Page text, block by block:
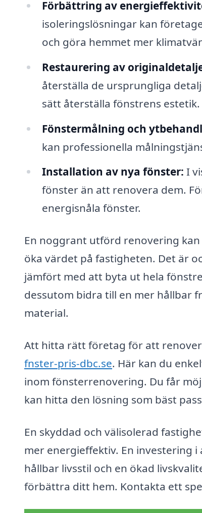
Förbättring av
isoleringslösningar kan
och göra hemmet mer
Restaurering av
återställa de ursprungliga
sätt återställa fönstrens estetik.
Fönstermålning och
kan professionella
Installation av nya fönster: I
fönster än att renovera dem.
energisnåla fönster.
En noggrant utförd renovering
öka värdet på fastigheten. Det är
jämfört med att byta ut hela
dessutom bidra till en mer hållbar
material.
Att hitta rätt företag för att
fnster-pris-dbc.se. Här kan du
inom fönsterrenovering. Du får
kan hitta den lösning som bäst
En skyddad och välisolerad
mer energieffektiv. En investering
hållbar livsstil och en ökad
förbättra ditt hem. Kontakta ett